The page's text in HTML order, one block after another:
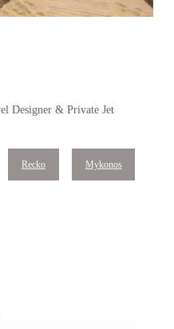
Designer & Private Jet
Recko Mykonos